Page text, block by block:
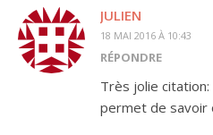
JULIEN
18 MAI 2016 À 10:43
RÉPONDRE
Très jolie citation:
permet de savoir